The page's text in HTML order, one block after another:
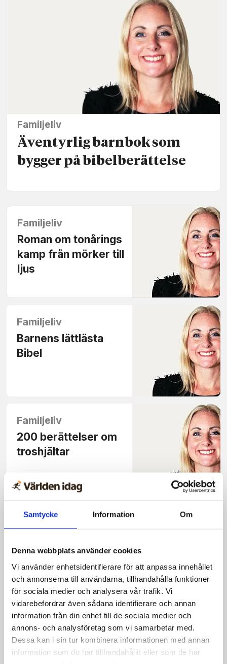
Samtycke Information Om
Denna webbplats använder cookies
Vi använder enhetsidentifierare för att anpassa innehållet
och annonserna till användarna, tillhandahålla funktioner
för sociala medier och analysera vår trafik. Vi
vidarebefordrar även sådana identifierare och annan
information från din enhet till de sociala medier och
annons- och analysföretag som vi samarbetar med.
Dessa kan i sin tur kombinera informationen med annan
information som du har tillhandahållit eller som de har
Familjeliv
Äventyrlig barnbok som
bygger på bibelberättelse
Familjeliv
Roman om tonårings
kamp från mörker till
ljus
Familjeliv
Barnens lättlästa
Bibel
Familjeliv
200 berättelser om
troshjältar
Familjeliv
önskade oss innan vi
blev till
Familjeliv
Spännande
tonårsroman som